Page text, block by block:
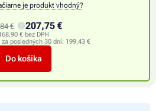
je produkt vhodný?
€ 207,75 €
€ bez DPH
posledných 30 dní: 199,43 €
Do košíka